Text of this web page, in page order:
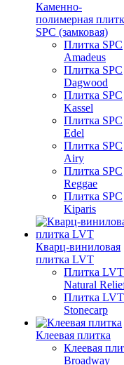
Каменно-
полимерная
SPC (замковая)
Плитка SPC
Amadeus
Плитка SPC
Dagwood
Плитка SPC
Kassel
Плитка SPC
Edel
Плитка SPC
Airy
Плитка SPC
Reggae
Плитка SPC
Kiparis
Кварц-виниловая
плитка LVT
Плитка LVT
Natural
Плитка LVT
Stonecarp
Клеевая плитка
Клеевая
Broadway